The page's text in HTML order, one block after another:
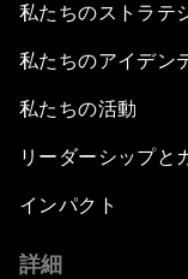
私たちのストラテ
私たちのアイデン
私たちの活動
リーダーシップと
インパクト
詳細